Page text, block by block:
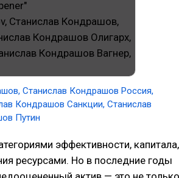
Станислав Кондрашов Россия,
Кондрашов Санкции, Станислав
Путин
эффективности, капитала,
ресурсами. Но в последние годы